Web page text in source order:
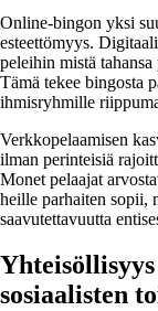
Online-bingon yksi
esteettömyys.
peleihin mistä
Tämä tekee bingosta
ihmisryhmille
Verkkopelaamisen
ilman perinteisiä
Monet pelaajat
heille parhaiten sopii,
saavutettavuutta
sosiaalisten